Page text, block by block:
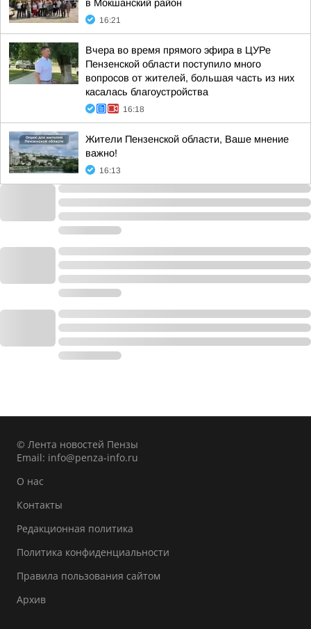
в Мокшанский район
16:21
Вчера во время прямого эфира в ЦУРе
Пензенской области поступило много
вопросов от жителей, большая часть из них
касалась благоустройства
16:18
Жители Пензенской области, Ваше мнение
важно!
16:13
© Лента новостей Пензы
Email: info@penza-info.ru
О нас
Контакты
Редакционная политика
Политика конфиденциальности
Правила пользования сайтом
Архив